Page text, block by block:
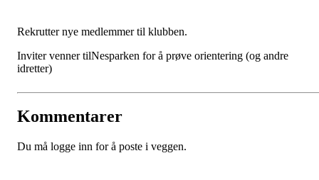
Rekrutter nye medlemmer til klubben.
Inviter venner tilNesparken for å prøve orientering (og andre
idretter)
Kommentarer
Du må logge inn for å poste i veggen.